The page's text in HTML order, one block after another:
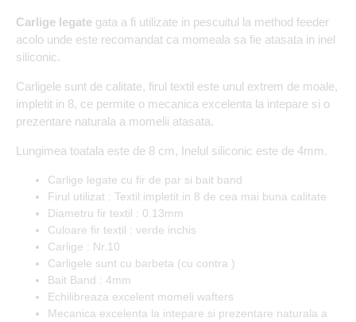
Carlige legate gata a fi utilizate in pescuitul la method feeder
acolo unde este recomandat ca momeala sa fie atasata in inel
siliconic.
Carligele sunt de calitate, firul textil este unul extrem de moale,
impletit in 8, ce permite o mecanica excelenta la intepare si o
prezentare naturala a momelii atasata.
Lungimea toatala este de 8 cm, Inelul siliconic este de 4mm.
Carlige legate cu fir de par si bait band
Firul utilizat : Textil impletit in 8 de cea mai buna calitate
Diametru fir textil : 0.13mm
Culoare fir textil : verde inchis
Carlige : Nr.10
Carligele sunt cu barbeta (cu contra )
Bait Band : 4mm
Echilibreaza excelent momeli wafters
Mecanica excelenta la intepare si prezentare naturala a